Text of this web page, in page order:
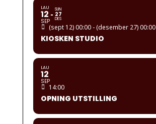
LAU
12
SEP
SUN
27
DES
(sept 12) 00:00 - (desember 27) 00:00
KIOSKEN STUDIO
LAU
12
SEP
14:00
OPNING UTSTILLING